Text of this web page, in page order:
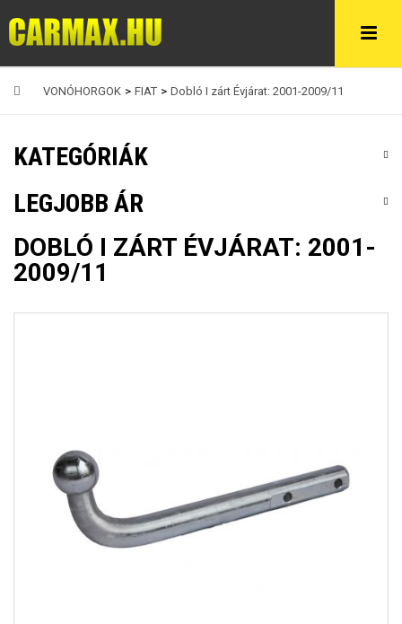
VONÓHORGOK > FIAT > Dobló I zárt Évjárat: 2001-2009/11
KATEGÓRIÁK
LEGJOBB ÁR
DOBLÓ I ZÁRT ÉVJÁRAT: 2001-
2009/11